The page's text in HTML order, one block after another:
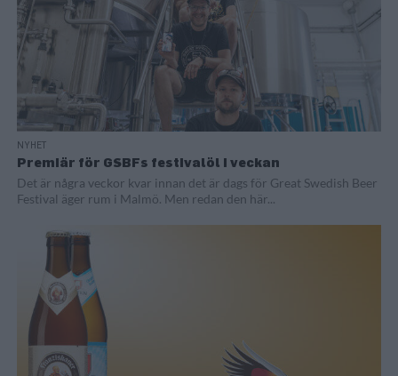
NYHET
Premiär för GSBFs festivalöl i veckan
Det är några veckor kvar innan det är dags för Great Swedish Beer
Festival äger rum i Malmö. Men redan den här...